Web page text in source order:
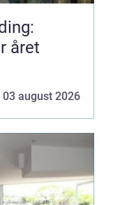
året
03 august 2026